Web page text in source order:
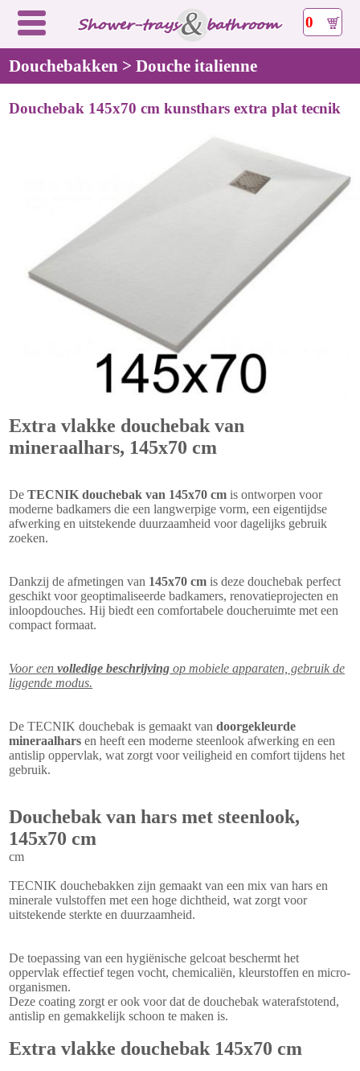
0
Douchebakken > Douche italienne
Douchebak 145x70 cm kunsthars extra plat tecnik
Extra vlakke douchebak van
mineraalhars, 145x70 cm
DeTECNIK douchebak van 145x70 cm is ontworpen voor
moderne badkamers die een langwerpige vorm, een eigentijdse
afwerking en uitstekende duurzaamheid voor dagelijks gebruik
zoeken.
Dankzij de afmetingen van 145x70 cm is deze douchebak perfect
geschikt voor geoptimaliseerde badkamers, renovatieprojecten en
inloopdouches. Hij biedt een comfortabele doucheruimte met een
compact formaat.
Voor eenvolledige beschrijving op mobiele apparaten, gebruik de
liggende modus.
De TECNIK douchebak is gemaakt vandoorgekleurde
mineraalhars en heeft een moderne steenlook afwerking en een
antislip oppervlak, wat zorgt voor veiligheid en comfort tijdens het
gebruik.
Douchebak van hars met steenlook,
145x70 cm
cm
TECNIK douchebakken zijn gemaakt van een mix van hars en
minerale vulstoffen met een hoge dichtheid, wat zorgt voor
uitstekende sterkte en duurzaamheid.
De toepassing van een hygiënische gelcoat beschermt het
oppervlak effectief tegen vocht, chemicaliën, kleurstoffen en micro-
organismen.
Deze coating zorgt er ook voor dat de douchebak waterafstotend,
antislip en gemakkelijk schoon te maken is.
Extra vlakke douchebak 145x70 cm